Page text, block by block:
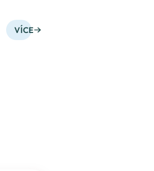
VÍCE